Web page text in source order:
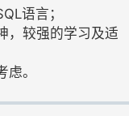
语言；
，较强的学习及适
。